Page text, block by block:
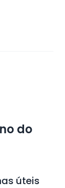
do
úteis